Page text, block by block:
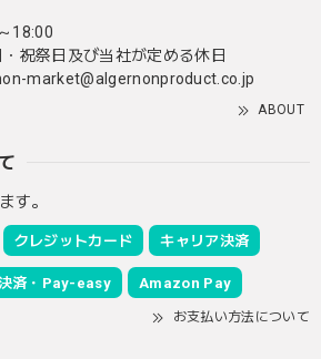
18:00
・祝祭日及び当社が定める休日
market@algernonproduct.co.jp
ABOUT
す。
クレジットカード キャリア決済
済・Pay-easy Amazon Pay
お支払い方法について